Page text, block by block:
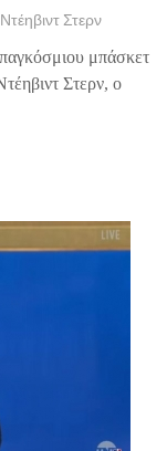
Ντέηβιντ Στερν
μπάσκετ
Στερν, ο